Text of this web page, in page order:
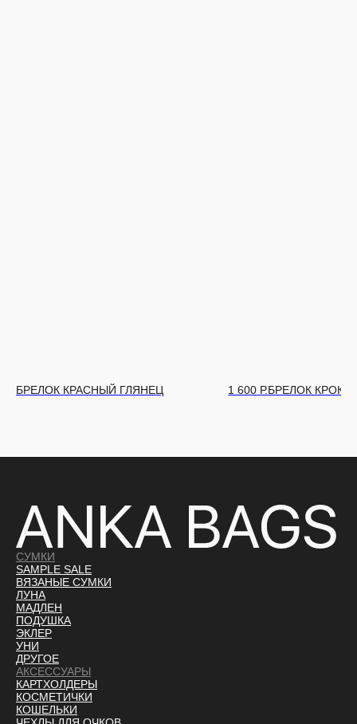
БРЕЛОК КРАСНЫЙ ГЛЯНЕЦ 1 600 Р.БРЕЛОК КРОКО
СУМКИ
SAMPLE SALE
ВЯЗАНЫЕ СУМКИ
ЛУНА
МАДЛЕН
ПОДУШКА
ЭКЛЕР
УНИ
ДРУГОЕ
АКСЕССУАРЫ
КАРТХОЛДЕРЫ
КОСМЕТИЧКИ
КОШЕЛЬКИ